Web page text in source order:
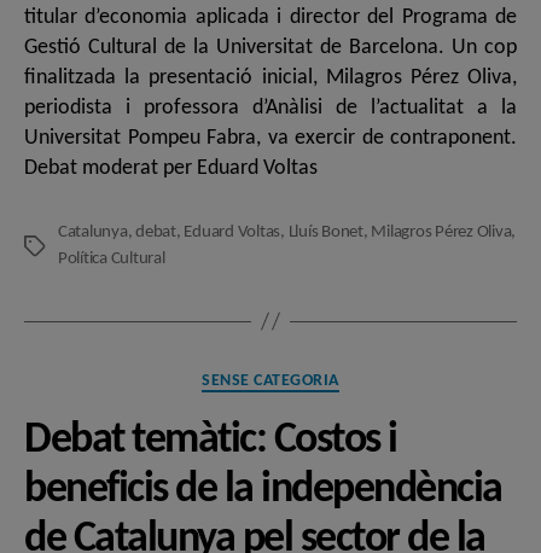
titular d’economia aplicada i director del Programa de
Gestió Cultural de la Universitat de Barcelona. Un cop
finalitzada la presentació inicial, Milagros Pérez Oliva,
periodista i professora d’Anàlisi de l’actualitat a la
Universitat Pompeu Fabra, va exercir de contraponent.
Debat moderat per Eduard Voltas
Etiquetes
Catalunya,debat, Eduard Voltas, Lluís Bonet, Milagros Pérez Oliva,
Política Cultural
Categories
SENSE CATEGORIA
Debat temàtic: Costos i
beneficis de la independència
de Catalunya pel sector de la